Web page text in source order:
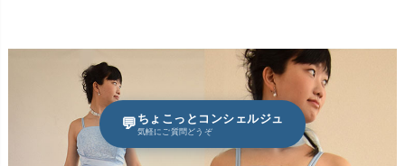
💬 ちょこっとコンシェルジュ
気軽にご質問どうぞ